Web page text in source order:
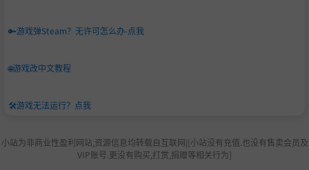
🔑游戏弹Steam？无许可怎么办-点我
🌐游戏改中文教程
🛠️游戏无法运行？点我
小站为非商业性盈利网站,资源信息均转载自互联网|[小站没有充值.也没有售卖会员及
VIP账号.更没有购买,打赏,捐赠等相关行为]